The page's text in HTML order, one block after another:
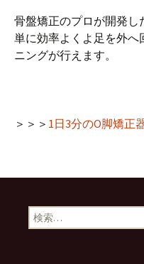
骨盤矯正のプロが開発し
単に効率よくよ足を外へ
ニングが行えます。
＞＞＞ 1日3分のO脚矯正
検
索: